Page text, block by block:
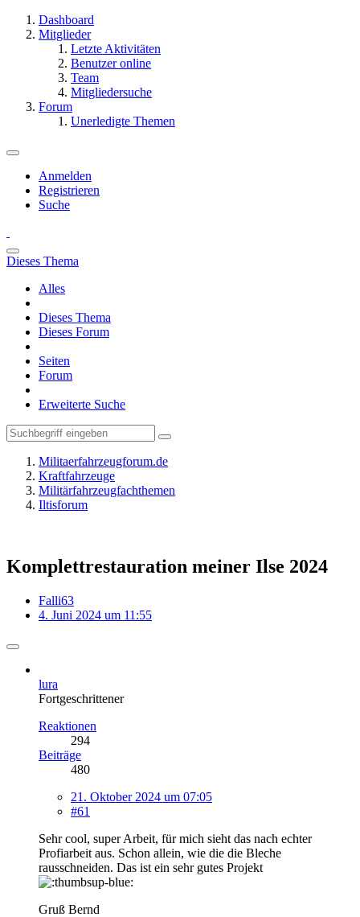
Dashboard
Mitglieder
Letzte Aktivitäten
Benutzer online
Team
Mitgliedersuche
Forum
Unerledigte Themen
Anmelden
Registrieren
Suche
Dieses Thema
Alles
Dieses Thema
Dieses Forum
Seiten
Forum
Erweiterte Suche
Militaerfahrzeugforum.de
Kraftfahrzeuge
Militärfahrzeugfachthemen
Iltisforum
Komplettrestauration meiner Ilse 2024
Falli63
4. Juni 2024 um 11:55
lura
Fortgeschrittener
Reaktionen
294
Beiträge
480
21. Oktober 2024 um 07:05
#61
Sehr cool, super Arbeit, für mich sieht das nach echter
Profiarbeit aus. Schon allein, wie die die Bleche
rausschneiden. Das ist ein sehr gutes Projekt
Gruß Bernd